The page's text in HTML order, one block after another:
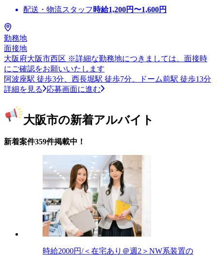
配送・物流スタッフ 時給1,200円〜1,600円
勤務地
面接地
大阪府大阪市西区 ※詳細な勤務地につきましては、面接時
にご確認をお願いいたします
阿波座駅 徒歩3分、西長堀駅 徒歩7分、ドーム前駅 徒歩13分
詳細を見る
応募画面に進む
大阪市の新着アルバイト
新着案件359件掲載中！
時給2000円/＜在宅あり＠週2＞NW系装置の